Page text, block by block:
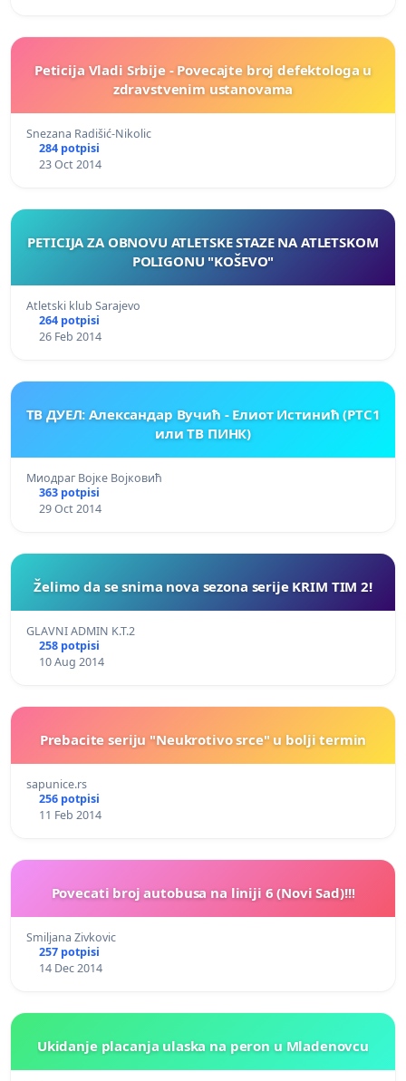
Peticija Vladi Srbije - Povecajte broj defektologa u
zdravstvenim ustanovama
Snezana Radišić-Nikolic
284 potpisi
23 Oct 2014
PETICIJA ZA OBNOVU ATLETSKE STAZE NA ATLETSKOM
POLIGONU "KOŠEVO"
Atletski klub Sarajevo
264 potpisi
26 Feb 2014
ТВ ДУЕЛ: Александар Вучић - Елиот Истинић (РТС1
или ТВ ПИНК)
Миодраг Војке Војковић
363 potpisi
29 Oct 2014
Želimo da se snima nova sezona serije KRIM TIM 2!
GLAVNI ADMIN K.T.2
258 potpisi
10 Aug 2014
Prebacite seriju "Neukrotivo srce" u bolji termin
sapunice.rs
256 potpisi
11 Feb 2014
Povecati broj autobusa na liniji 6 (Novi Sad)!!!
Smiljana Zivkovic
257 potpisi
14 Dec 2014
Ukidanje placanja ulaska na peron u Mladenovcu